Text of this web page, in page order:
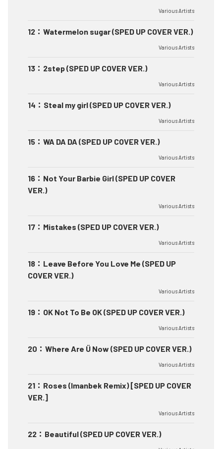
Various Artists
12 ： Watermelon sugar (SPED UP COVER VER.)
Various Artists
13 ： 2step (SPED UP COVER VER.)
Various Artists
14 ： Steal my girl (SPED UP COVER VER.)
Various Artists
15 ： WA DA DA (SPED UP COVER VER.)
Various Artists
16 ： Not Your Barbie Girl (SPED UP COVER
VER.)
Various Artists
17 ： Mistakes (SPED UP COVER VER.)
Various Artists
18 ： Leave Before You Love Me (SPED UP
COVER VER.)
Various Artists
19 ： OK Not To Be OK (SPED UP COVER VER.)
Various Artists
20 ： Where Are Ü Now (SPED UP COVER VER.)
Various Artists
21 ： Roses (Imanbek Remix) [SPED UP COVER
VER.]
Various Artists
22 ： Beautiful (SPED UP COVER VER.)